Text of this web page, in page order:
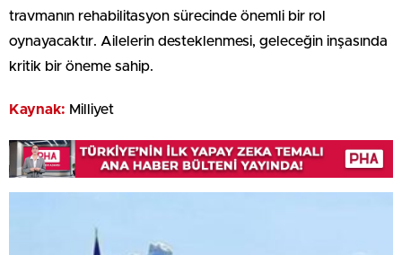
travmanın rehabilitasyon sürecinde önemli bir rol
oynayacaktır. Ailelerin desteklenmesi, geleceğin inşasında
kritik bir öneme sahip.
Kaynak: Milliyet